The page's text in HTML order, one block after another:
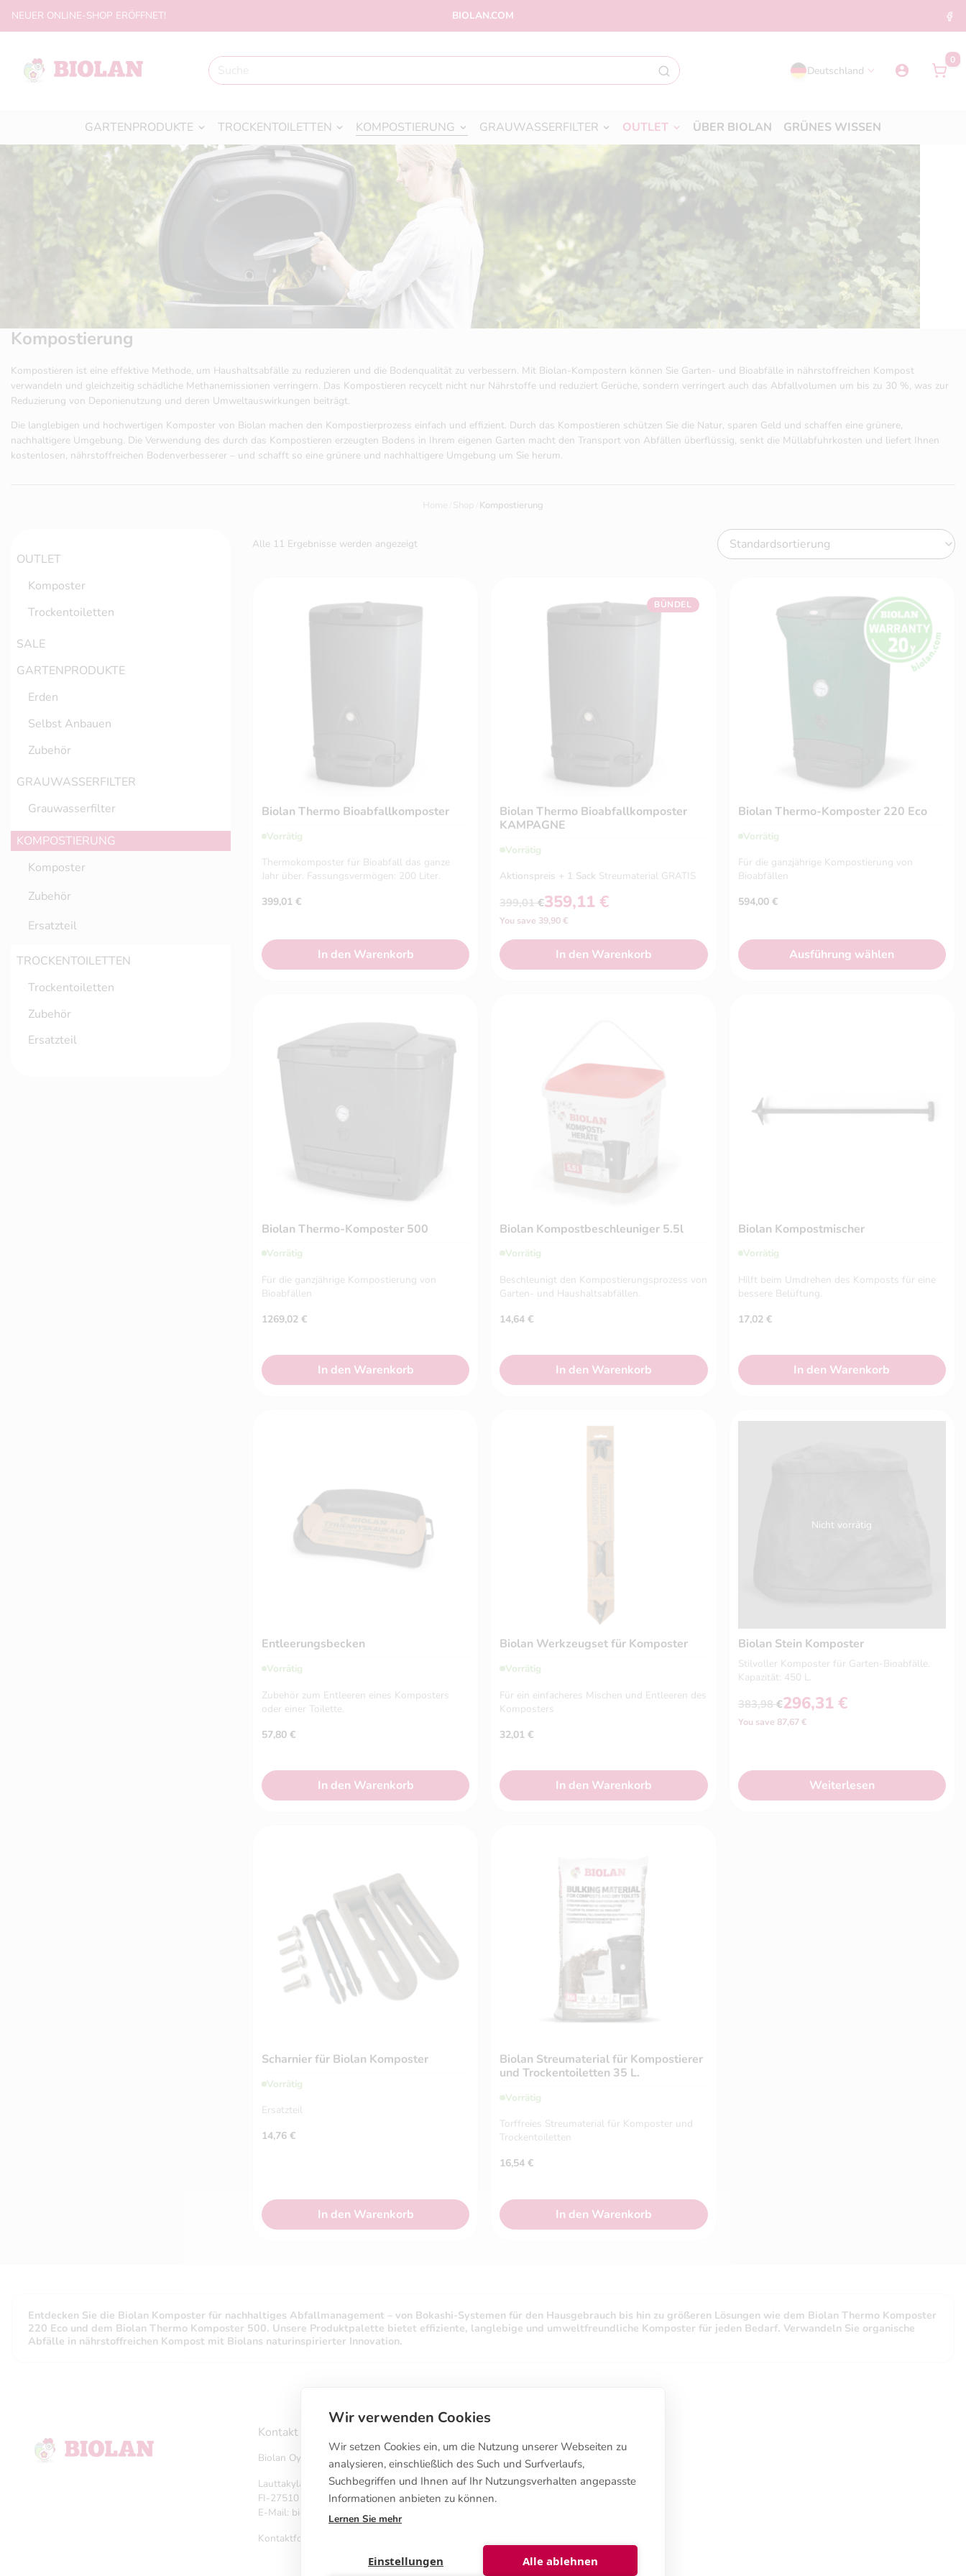
NEUER ONLINE-SHOP ERÖFFNET! BIOLAN.COM
Deutschland
0
GARTENPRODUKTE TROCKENTOILETTEN KOMPOSTIERUNG GRAUWASSERFILTER OUTLET ÜBER BIOLAN GRÜNES WISSEN
Kompostierung
Kompostieren ist eine effektive Methode, um Haushaltsabfälle zu reduzieren und die Bodenqualität zu verbessern. Mit Biolan-Kompostern können Sie Garten- und Bioabfälle in nährstoffreichen Kompost
verwandeln und gleichzeitig schädliche Methanemissionen verringern. Das Kompostieren recycelt nicht nur Nährstoffe und reduziert Gerüche, sondern verringert auch das Abfallvolumen um bis zu 30 %, was zur
Reduzierung von Deponienutzung und deren Umweltauswirkungen beiträgt.
Die langlebigen und hochwertigen Komposter von Biolan machen den Kompostierprozess einfach und effizient. Durch das Kompostieren schützen Sie die Natur, sparen Geld und schaffen eine grünere,
nachhaltigere Umgebung. Die Verwendung des durch das Kompostieren erzeugten Bodens in Ihrem eigenen Garten macht den Transport von Abfällen überflüssig, senkt die Müllabfuhrkosten und liefert Ihnen
kostenlosen, nährstoffreichen Bodenverbesserer – und schafft so eine grünere und nachhaltigere Umgebung um Sie herum.
Kompostierung
OUTLET
Komposter
Trockentoiletten
SALE
GARTENPRODUKTE
Erden
Selbst Anbauen
Zubehör
GRAUWASSERFILTER
Grauwasserfilter
KOMPOSTIERUNG
Komposter
Zubehör
Ersatzteil
TROCKENTOILETTEN
Trockentoiletten
Zubehör
Ersatzteil
Alle 11 Ergebnisse werden angezeigt
Biolan Thermo Bioabfallkomposter
Vorrätig
Thermokomposter für Bioabfall das ganze
Jahr über. Fassungsvermögen: 200 Liter.
399,01 €
In den Warenkorb
BÜNDEL
Biolan Thermo Bioabfallkomposter
KAMPAGNE
Vorrätig
Aktionspreis + 1 Sack Streumaterial GRATIS
399,01€
Ursprünglicher
Preis
war:
399,01 €
359,11€
Aktueller
Preis
ist:
359,11 €.
You save 39,90 €
In den Warenkorb
Biolan Thermo-Komposter 220 Eco
Vorrätig
Für die ganzjährige Kompostierung von
Bioabfällen
594,00 €
Ausführung wählen
Biolan Thermo-Komposter 500
Vorrätig
Für die ganzjährige Kompostierung von
Bioabfällen
1269,02 €
In den Warenkorb
Biolan Kompostbeschleuniger 5.5l
Vorrätig
Beschleunigt den Kompostierungsprozess von
Garten- und Haushaltsabfällen.
14,64€
In den Warenkorb
Biolan Kompostmischer
Vorrätig
Hilft beim Umdrehen des Komposts für eine
bessere Belüftung.
17,02 €
In den Warenkorb
Entleerungsbecken
Vorrätig
Zubehör zum Entleeren eines Komposters
oder einer Toilette.
57,80 €
In den Warenkorb
Biolan Werkzeugset für Komposter
Vorrätig
Für ein einfacheres Mischen und Entleeren des
Komposters
32,01€
In den Warenkorb
Nicht vorrätig
Biolan Stein Komposter
Stilvoller Komposter für Garten-Bioabfälle.
Kapazität: 450 L.
383,98€
Ursprünglicher
Preis
296,31€
Aktueller
Preis
You save 87,67 €
Weiterlesen
Scharnier für Biolan Komposter
Vorrätig
Ersatzteil
14,76 €
In den Warenkorb
Biolan Streumaterial für Kompostierer
und Trockentoiletten 35 L.
Vorrätig
Torffreies Streumaterial für Komposter und
Trockentoiletten
16,54€
In den Warenkorb
Entdecken Sie die Biolan Komposter für nachhaltiges Abfallmanagement – von Bokashi-Systemen für den Hausgebrauch bis hin zu größeren Lösungen wie dem Biolan Thermo Komposter
220 Eco und dem Biolan Thermo Komposter 500. Unsere Produktpalette bietet effiziente, langlebige und umweltfreundliche Komposter für jeden Bedarf. Verwandeln Sie organische
Abfälle in nährstoffreichen Kompost mit Biolans naturinspirierter Innovation.
Kontakt
Biolan Oy
Lauttakyläntie 570,
FI-27510 Eura, FINNLAND
E-Mail: biolanshop@biolan.com
Kontaktformular
Wie man bestellt
Verkaufsbedingungen
Widerrufsrecht
Datenschutzerklärung
Wir verwenden Cookies
Wir setzen Cookies ein, um die Nutzung unserer Webseiten zu
analysieren, einschließlich des Such und Surfverlaufs,
Suchbegriffen und Ihnen auf Ihr Nutzungsverhalten angepasste
Informationen anbieten zu können.
Lernen Sie mehr
Einstellungen Alle ablehnen